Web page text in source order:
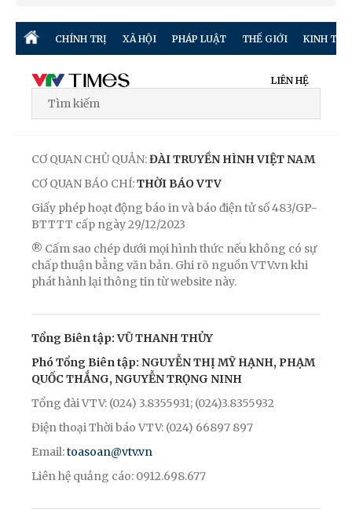
CHÍNH TRỊ XÃ HỘI PHÁP LUẬT THẾ GIỚI KINH TẾ
LIÊN HỆ
CƠ QUAN CHỦ QUẢN:ĐÀI TRUYỀN HÌNH VIỆT NAM
CƠ QUAN BÁO CHÍ:THỜI BÁO VTV
Giấy phép hoạt động báo in và báo điện tử số 483/GP-
BTTTT cấp ngày 29/12/2023
® Cấm sao chép dưới mọi hình thức nếu không có sự
chấp thuận bằng văn bản. Ghi rõ nguồn VTV.vn khi
phát hành lại thông tin từ website này.
Tổng Biên tập: VŨ THANH THỦY
Phó Tổng Biên tập: NGUYỄN THỊ MỸ HẠNH, PHẠM
QUỐC THẮNG, NGUYỄN TRỌNG NINH
Tổng đài VTV: (024) 3.8355931; (024)3.8355932
Điện thoại Thời báo VTV: (024) 66897 897
Email:toasoan@vtv.vn
Liên hệ quảng cáo: 0912.698.677